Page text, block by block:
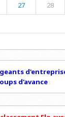
27 28
d'avance